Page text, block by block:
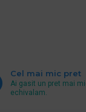
Cel mai mic pret
Ai gasit un pret mai
echivalam.